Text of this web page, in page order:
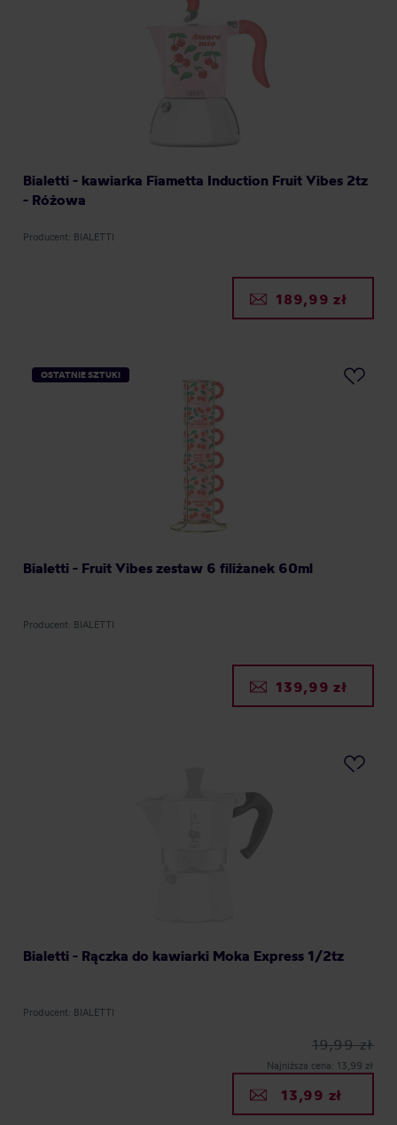
Bialetti - kawiarka Fiametta Induction Fruit Vibes 2tz
- Różowa
Producent: BIALETTI
189,99 zł
OSTATNIE SZTUKI
Bialetti - Fruit Vibes zestaw 6 filiżanek 60ml
Producent: BIALETTI
139,99 zł
Bialetti - Rączka do kawiarki Moka Express 1/2tz
Producent: BIALETTI
19,99 zł
Najniższa cena: 13,99 zł
13,99 zł